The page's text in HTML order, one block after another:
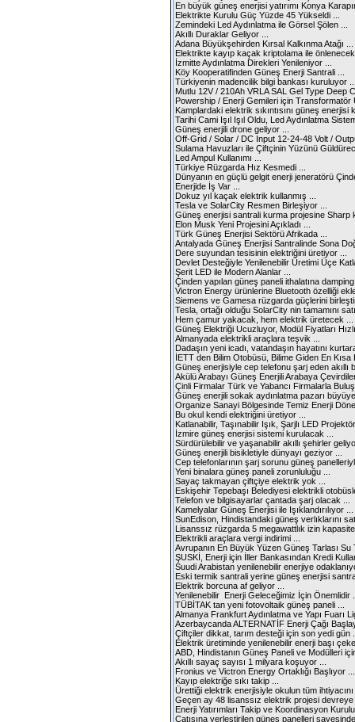
En büyük güneş enerjisi yatırımı Konya
Elektrikte Kurulu Güç Yüzde 45 Yükseldi ...
Zemindeki Led Aydınlatma ile Görsel Şölen ...
Akıllı Duraklar Geliyor ...
Adana Büyükşehirden Kırsal Kalkınma Atağı ...
Elektrikte kayıp kaçak kriptolama ile
İzmitte Aydınlatma Direkleri Yenileniyor ...
Köy Kooperatifinden Güneş Enerji Santrali ...
Türkiyenin madencilik bilgi bankası kuruluyor
Mutlu 12V / 210Ah VRLA SAL Gel Type Deep
Powership / Enerji Gemileri için Transformatör
Kamplardaki elektrik sıkıntısını güneş
Tarihi Cami Işıl Işıl Oldu, Led Aydınlatma
Güneş enerjili drone geliyor ...
Off-Grid / Solar / DC Input 12-24-48 Volt /
Sulama Havuzları ile Çiftçinin Yüzünü
Led Ampul Kullanımı ...
Türkiye Rüzgarda Hız Kesmedi ...
Dünyanın en güçlü gelgit enerji jeneratörü
Enerjide İş Var ...
Dokuz yıl kaçak elektrik kullanmış ...
Tesla ve SolarCity Resmen Birleşiyor ...
Güneş enerjisi santrali kurma projesine Sharp
Elon Musk Yeni Projesini Açıkladı ...
Türk Güneş Enerjisi Sektörü Afrikada ...
Antalyada Güneş Enerjisi Santralinde Sona
Dere suyundan tesisinin elektriğini üretiyor ...
Devlet Desteğiyle Yenilenebilir Üretimi Üçe
Şerit LED ile Modern Alanlar ...
Çinden yapılan güneş paneli ithalatına
Victron Energy ürünlerine Bluetooth özelliği
Siemens ve Gamesa rüzgarda güçlerini
Tesla, ortağı olduğu SolarCity nin tamamını
Hem çamur yakacak, hem elektrik üretecek ...
Güneş Elektriği Ucuzluyor, Modül Fiyatları
Almanyada elektrikli araçlara teşvik ...
Dadaşın yeni icadı, vatandaşın hayatını
İETT den Bilim Otobüsü, Bilime Giden En Kısa
Güneş enerjisiyle cep telefonu şarj eden akıllı
Akülü Arabayı Güneş Enerjili Arabaya
Çinli Firmalar Türk ve Yabancı Firmalarla
Güneş enerjili sokak aydınlatma pazarı
Organize Sanayi Bölgesinde Temiz Enerji
Bu okul kendi elektriğini üretiyor ...
Katlanabilir, Taşınabilir Işık, Şarjlı LED
İzmire güneş enerjisi sistemi kurulacak ...
Sürdürülebilir ve yaşanabilir akıllı şehirler
Güneş enerjili bisikletiyle dünyayı geziyor ...
Cep telefonlarının şarj sorunu güneş
Yeni binalara güneş paneli zorunluluğu ...
Sayaç takmayan çiftçiye elektrik yok ...
Eskişehir Tepebaşı Belediyesi elektrikli
Telefon ve bilgisayarlar çantada şarj olacak ...
Kamelyalar Güneş Enerjisi ile Işıklandırılıyor ...
SunEdison, Hindistandaki güneş verlıklarını
Lisanssız rüzgarda 5 megawattlık izin
Elektrikli araçlara vergi indirimi ...
Avrupanın En Büyük Yüzen Güneş Tarlası Su
ŞUSKİ, Enerji için İller Bankasından Kredi
Suudi Arabistan yenilenebilir enerjiye
Eski termik santrali yerine güneş enerjisi
Elektrik borcuna af geliyor ...
Yenilenebilir Enerji Geleceğimiz İçin Önemlidir
TÜBİTAK tan yeni fotovoltaik güneş paneli ...
Almanya Frankfurt Aydınlatma ve Yapı Fuarı
Azerbaycanda ALTERNATİF Enerji Çağı
Çiftçiler dikkat, tarım desteği için son yedi gün
Elektrik üretiminde yenilenebilir enerji başı
ABD, Hindistanın Güneş Paneli ve Modülleri
Akıllı sayaç sayısı 1 milyara koşuyor ...
Fronius ve Victron Energy Ortaklığı Başlıyor ...
Kayıp elektriğe sıkı takip ...
Ürettiği elektrik enerjisiyle okulun tüm ihtiyacını
Geçen ay 48 lisanssız elektrik projesi devreye
Enerji Yatırımları Takip ve Koordinasyon
Çatısına yerleştirilen güneş panelleri